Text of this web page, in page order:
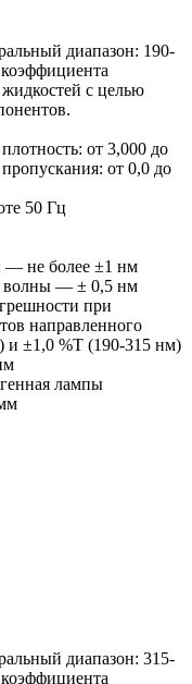
диапазон: 190-
с целью
от 3,000 до
от 0,0 до
50 Гц
— не более ±1 нм
волны — ± 0,5 нм
при
направленного
и ±1,0 %Т (190-315 нм)
лампы
диапазон: 315-